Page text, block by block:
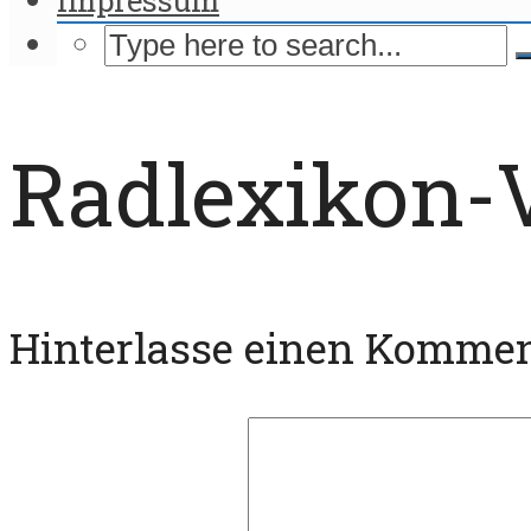
Radlexikon-
Hinterlasse einen